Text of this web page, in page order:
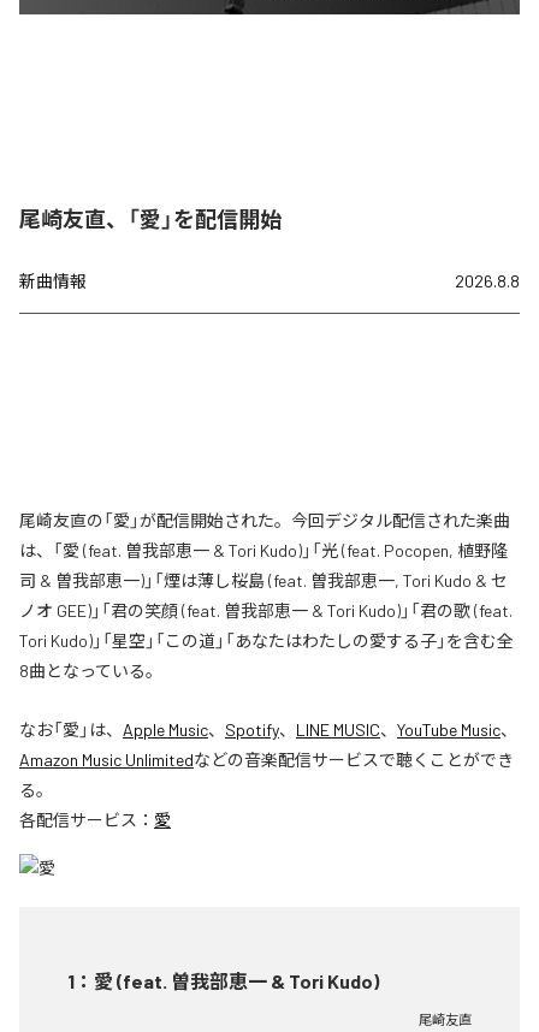
尾崎友直、「愛」を配信開始
新曲情報 2026.8.8
尾崎友直の「愛」が配信開始された。今回デジタル配信された楽曲
は、「愛 (feat. 曽我部恵一 & Tori Kudo)」「光 (feat. Pocopen, 植野隆
司 & 曽我部恵一)」「煙は薄し桜島 (feat. 曽我部恵一, Tori Kudo & セ
ノオ GEE)」「君の笑顔 (feat. 曽我部恵一 & Tori Kudo)」「君の歌 (feat.
Tori Kudo)」「星空」「この道」「あなたはわたしの愛する子」を含む全
8曲となっている。
なお「愛 」は、 Apple Music、 Spotify、 LINE MUSIC、 YouTube Music、
Amazon Music Unlimitedなどの音楽配信サービスで聴くことができ
る。
各配信サービス： 愛
1 ： 愛 (feat. 曽我部恵一 & Tori Kudo)
尾崎友直